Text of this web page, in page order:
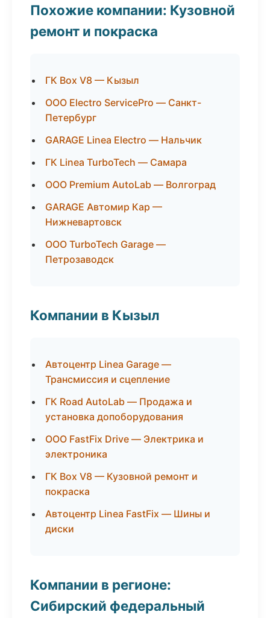
Похожие компании: Кузовной
ремонт и покраска
ГК Box V8 — Кызыл
ООО Electro ServicePro — Санкт-
Петербург
GARAGE Linea Electro — Нальчик
ГК Linea TurboTech — Самара
ООО Premium AutoLab — Волгоград
GARAGE Автомир Кар —
Нижневартовск
ООО TurboTech Garage —
Петрозаводск
Компании в Кызыл
Автоцентр Linea Garage —
Трансмиссия и сцепление
ГК Road AutoLab — Продажа и
установка допоборудования
ООО FastFix Drive — Электрика и
электроника
ГК Box V8 — Кузовной ремонт и
покраска
Автоцентр Linea FastFix — Шины и
диски
Компании в регионе:
Сибирский федеральный